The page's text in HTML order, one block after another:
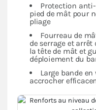
Protection
pied de mât pour
pliage
Fourreau de
de serrage et
la tête de mât et
déploiement du
Large bande
accrocher